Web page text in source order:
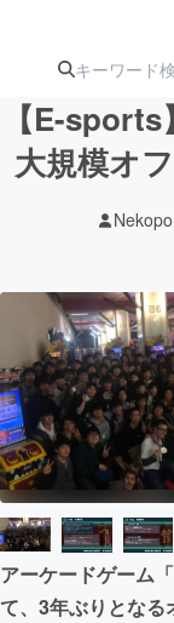
ターン
アー
テクノ
映像
ビジ
まち
【E-
大規模オ
アーケードゲーム
て、3年ぶりとなる